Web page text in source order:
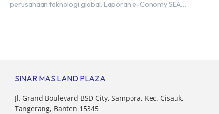
perusahaan teknologi global. Laporan e-Conomy SEA
SINAR MAS LAND PLAZA
Jl. Grand Boulevard BSD City, Sampora, Kec. Cisauk,
Tangerang, Banten 15345